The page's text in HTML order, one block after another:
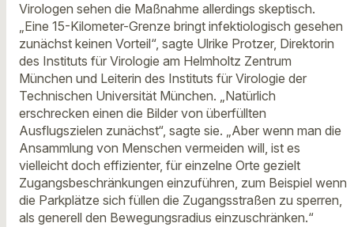
Virologen sehen die Maßnahme allerdings skeptisch.
„Eine 15-Kilometer-Grenze bringt infektiologisch gesehen
zunächst keinen Vorteil“, sagte Ulrike Protzer, Direktorin
des Instituts für Virologie am Helmholtz Zentrum
München und Leiterin des Instituts für Virologie der
Technischen Universität München. „Natürlich
erschrecken einen die Bilder von überfüllten
Ausflugszielen zunächst“, sagte sie. „Aber wenn man die
Ansammlung von Menschen vermeiden will, ist es
vielleicht doch effizienter, für einzelne Orte gezielt
Zugangsbeschränkungen einzuführen, zum Beispiel wenn
die Parkplätze sich füllen die Zugangsstraßen zu sperren,
als generell den Bewegungsradius einzuschränken.“